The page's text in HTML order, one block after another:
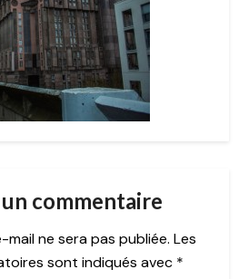
commentaire
ne sera pas publiée. Les
sont indiqués avec *